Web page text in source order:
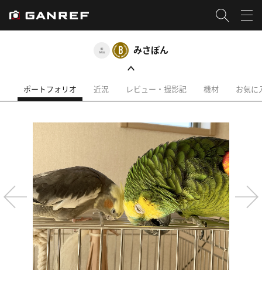
みさぽん
ポートフォリオ 近況 レビュー・撮影記 機材 お気に